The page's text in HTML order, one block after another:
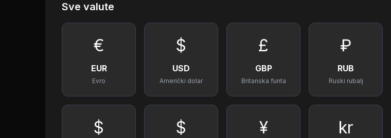
Sve valute
€
EUR
Evro
$
USD
Američki dolar
£
GBP
Britanska funta
₽
RUB
Ruski rubalj
$ $ ¥ kr